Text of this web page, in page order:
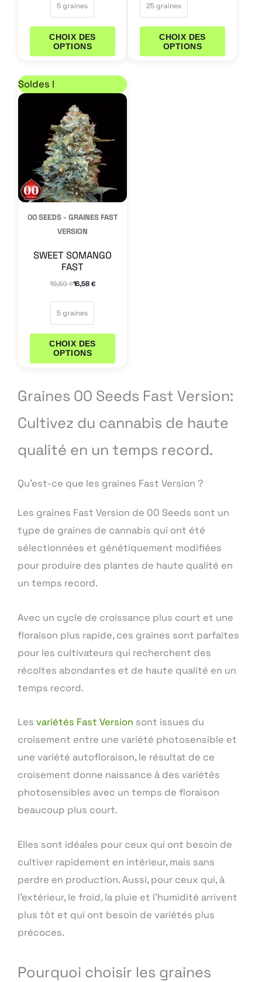
5 graines
CHOIX DES
OPTIONS
25 graines
CHOIX DES
OPTIONS
Soldes !
00 SEEDS - GRAINES FAST
VERSION
SWEET SOMANGO
FAST
19,50€
Le prix initial était : 19,50 €.
16,58 €
Le prix actuel est : 16,58 €.
5 graines
CHOIX DES
OPTIONS
Ce
plusieurs
variations.
Les
options
sur
Graines 00 Seeds Fast Version:
Cultivez du cannabis de haute
qualité en un temps record.
Qu’est-ce que les graines Fast Version ?
Les graines Fast Version de 00 Seeds sont un
type de graines de cannabis qui ont été
sélectionnées et génétiquement modifiées
pour produire des plantes de haute qualité en
un temps record.
Avec un cycle de croissance plus court et une
floraison plus rapide, ces graines sont parfaites
pour les cultivateurs qui recherchent des
récoltes abondantes et de haute qualité en un
temps record.
Les variétés Fast Version sont issues du
croisement entre une variété photosensible et
une variété autofloraison, le résultat de ce
croisement donne naissance à des variétés
photosensibles avec un temps de floraison
beaucoup plus court.
Elles sont idéales pour ceux qui ont besoin de
cultiver rapidement en intérieur, mais sans
perdre en production. Aussi, pour ceux qui, à
l’extérieur, le froid, la pluie et l’humidité arrivent
plus tôt et qui ont besoin de variétés plus
précoces.
Pourquoi choisir les graines